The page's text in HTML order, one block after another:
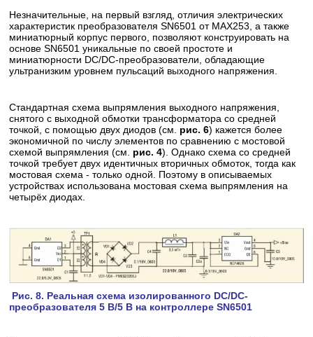
Незначительные, на первый взгляд, отличия электрических
характеристик преобразователя SN6501 от МАХ253, а также
миниатюрный корпус первого, позволяют конструировать на
основе SN6501 уникальные по своей простоте и
миниатюрности DC/DC-преобразователи, обладающие
ультранизким уровнем пульсаций выходного напряжения.
Стандартная схема выпрямления выходного напряжения,
снятого с выходной обмотки трансформатора со средней
точкой, с помощью двух диодов (см. рис. 6) кажется более
экономичной по числу элементов по сравнению с мостовой
схемой выпрямления (см. рис. 4). Однако схема со средней
точкой требует двух идентичных вторичных обмоток, тогда как
мостовая схема - только одной. Поэтому в описываемых
устройствах использована мостовая схема выпрямления на
четырёх диодах.
Рис. 8. Реальная схема изолированного DC/DC-
преобразователя 5 В/5 В на контроллере SN6501